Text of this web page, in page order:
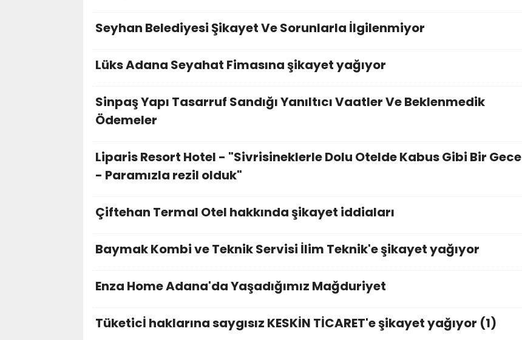
Seyhan Belediyesi Şikayet Ve Sorunlarla İlgilenmiyor
Lüks Adana Seyahat Fimasına şikayet yağıyor
Sinpaş Yapı Tasarruf Sandığı Yanıltıcı Vaatler Ve Beklenmedik
Ödemeler
Liparis Resort Hotel - "Sivrisineklerle Dolu Otelde Kabus Gibi Bir Gece
- Paramızla rezil olduk"
Çiftehan Termal Otel hakkında şikayet iddiaları
Baymak Kombi ve Teknik Servisi İlim Teknik'e şikayet yağıyor
Enza Home Adana'da Yaşadığımız Mağduriyet
Tüketicİ haklarına saygısız KESKİN TİCARET'e şikayet yağıyor (1)